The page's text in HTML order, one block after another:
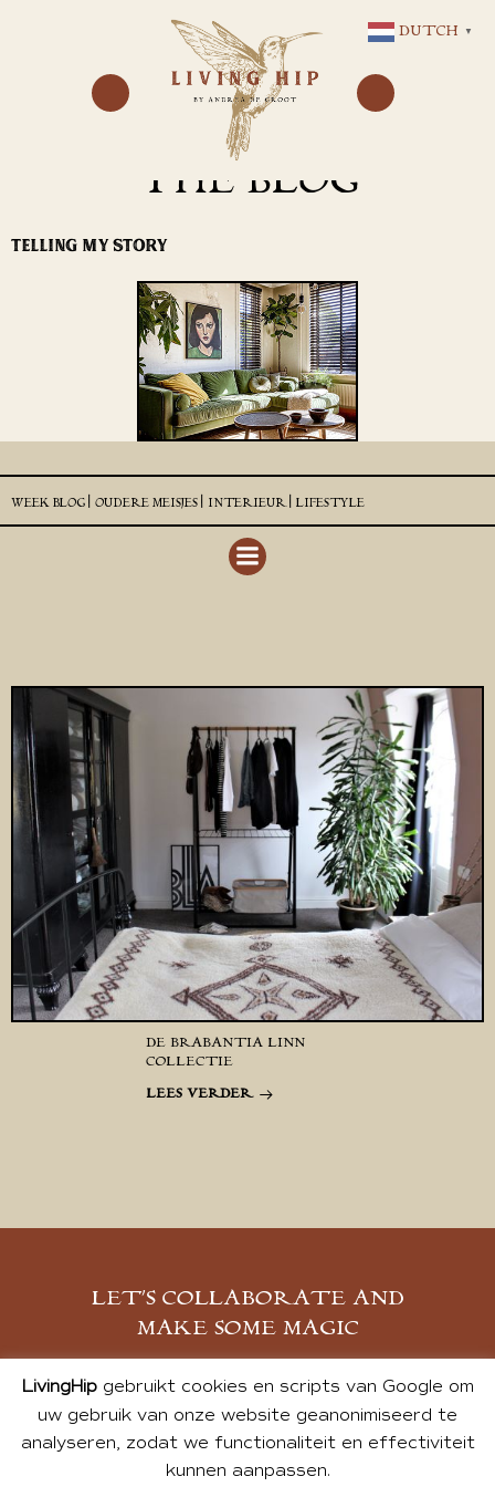
NAAR
DE
INHOUD
THE BLOG
TELLING MY STORY
WEEK BLOG | OUDERE MEISJES | INTERIEUR | LIFESTYLE
DE BRABANTIA LINN
COLLECTIE
LEES VERDER
LET’S COLLABORATE AND
MAKE SOME MAGIC
MELD JE AAN
LivingHipgebruikt cookies en scripts van Google om
uw gebruik van onze website geanonimiseerd te
analyseren, zodat we functionaliteit en effectiviteit
kunnen aanpassen.
DUTCH ▼